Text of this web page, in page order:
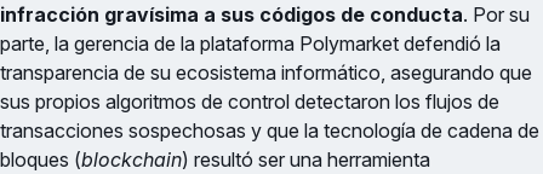
infracción gravísima a sus códigos de conducta. Por su
parte, la gerencia de la plataforma Polymarket defendió la
transparencia de su ecosistema informático, asegurando que
sus propios algoritmos de control detectaron los flujos de
transacciones sospechosas y que la tecnología de cadena de
bloques (blockchain) resultó ser una herramienta